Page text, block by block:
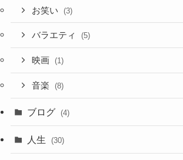
お笑い (3)
バラエティ (5)
映画 (1)
音楽 (8)
ブログ (4)
人生 (30)